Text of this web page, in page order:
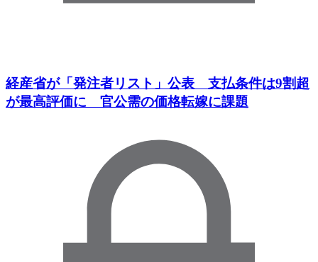
経産省が「発注者リスト」公表 支払条件は9割超
が最高評価に 官公需の価格転嫁に課題